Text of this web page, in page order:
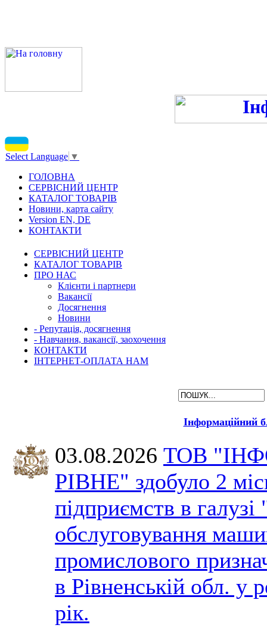
Select Language ▼
ГОЛОВНА
СЕРВІСНИЙ ЦЕНТР
КАТАЛОГ ТОВАРІВ
Новини, карта сайту
Version EN, DE
КОНТАКТИ
СЕРВІСНИЙ ЦЕНТР
КАТАЛОГ ТОВАРІВ
ПРО НАС
Клієнти і партнери
Вакансії
Досягнення
Новини
- Репутація, досягнення
- Навчання, вакансії, заохочення
КОНТАКТИ
ІНТЕРНЕТ-ОПЛАТА НАМ
Інформаційний
03.08.2026 ТОВ
РІВНЕ" здобуло 2
підприємств в
обслуговування
промислового
в Рівненській обл. у
рік.